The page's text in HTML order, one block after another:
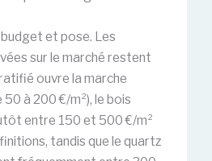
et pose. Les
sur le marché restent
ouvre la marche
à 200 €/m²), le bois
entre 150 et 500 €/m²
tandis que le quartz